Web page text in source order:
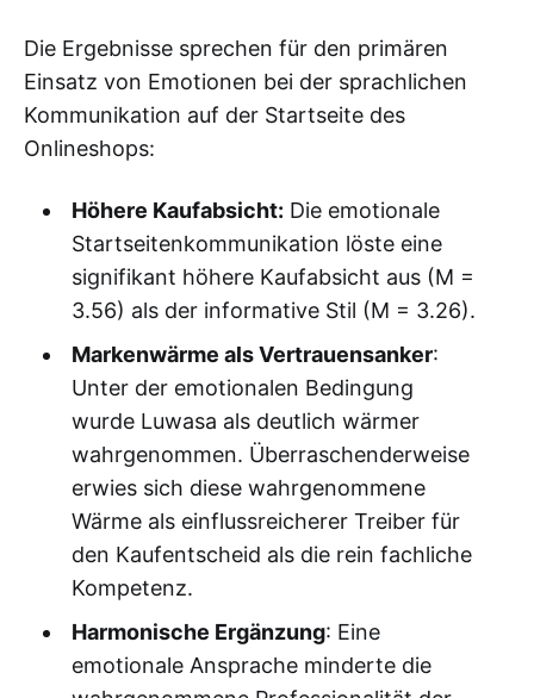
Die Ergebnisse sprechen für den primären
Einsatz von Emotionen bei der sprachlichen
Kommunikation auf der Startseite des
Onlineshops:
Höhere Kaufabsicht: Die emotionale
Startseitenkommunikation löste eine
signifikant höhere Kaufabsicht aus (M =
3.56) als der informative Stil (M = 3.26).
Markenwärme als Vertrauensanker:
Unter der emotionalen Bedingung
wurde Luwasa als deutlich wärmer
wahrgenommen. Überraschenderweise
erwies sich diese wahrgenommene
Wärme als einflussreicherer Treiber für
den Kaufentscheid als die rein fachliche
Kompetenz.
Harmonische Ergänzung: Eine
emotionale Ansprache minderte die